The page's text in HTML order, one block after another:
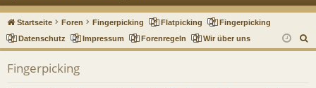
ne
llz
en m ist
rie
Startseite Foren Fingerpicking Flatpicking
Fingerpicking
Datenschutz
Impressum Forenregeln Wir über uns
u
Fingerpicking